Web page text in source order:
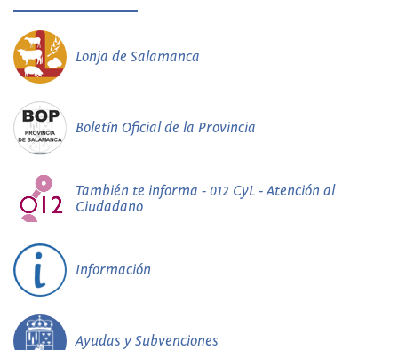
Lonja de Salamanca
Boletín Oficial de la Provincia
También te informa - 012 CyL - Atención al
Ciudadano
Información
Ayudas y Subvenciones